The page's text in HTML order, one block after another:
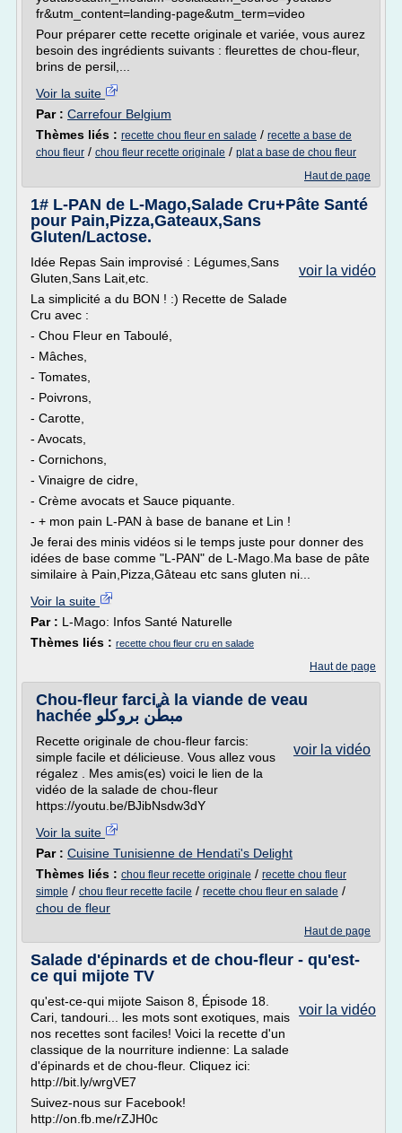
fr&utm_content=landing-page&utm_term=video
Pour préparer cette recette originale et variée, vous aurez
besoin des ingrédients suivants : fleurettes de chou-fleur,
brins de persil,...
Voir la suite
Par : Carrefour Belgium
Thèmes liés : recette chou fleur en salade / recette a base de
chou fleur / chou fleur recette originale / plat a base de chou fleur
Haut de page
1# L-PAN de L-Mago,Salade Cru+Pâte Santé
pour Pain,Pizza,Gateaux,Sans
Gluten/Lactose.
voir la vidéo
Idée Repas Sain improvisé : Légumes,Sans
Gluten,Sans Lait,etc.
La simplicité a du BON ! :) Recette de Salade
Cru avec :
- Chou Fleur en Taboulé,
- Mâches,
- Tomates,
- Poivrons,
- Carotte,
- Avocats,
- Cornichons,
- Vinaigre de cidre,
- Crème avocats et Sauce piquante.
- + mon pain L-PAN à base de banane et Lin !
Je ferai des minis vidéos si le temps juste pour donner des
idées de base comme "L-PAN" de L-Mago.Ma base de pâte
similaire à Pain,Pizza,Gâteau etc sans gluten ni...
Voir la suite
Par : L-Mago: Infos Santé Naturelle
Thèmes liés : recette chou fleur cru en salade
Haut de page
Chou-fleur farci à la viande de veau
hachée مبطّن بروكلو
voir la vidéo
Recette originale de chou-fleur farcis:
simple facile et délicieuse. Vous allez vous
régalez . Mes amis(es) voici le lien de la
vidéo de la salade de chou-fleur
https://youtu.be/BJibNsdw3dY
Voir la suite
Par : Cuisine Tunisienne de Hendati's Delight
Thèmes liés : chou fleur recette originale / recette chou fleur
simple / chou fleur recette facile / recette chou fleur en salade /
chou de fleur
Haut de page
Salade d'épinards et de chou-fleur - qu'est-
ce qui mijote TV
voir la vidéo
qu'est-ce-qui mijote Saison 8, Épisode 18.
Cari, tandouri... les mots sont exotiques, mais
nos recettes sont faciles! Voici la recette d'un
classique de la nourriture indienne: La salade
d'épinards et de chou-fleur. Cliquez ici:
http://bit.ly/wrgVE7
Suivez-nous sur Facebook!
http://on.fb.me/rZJH0c